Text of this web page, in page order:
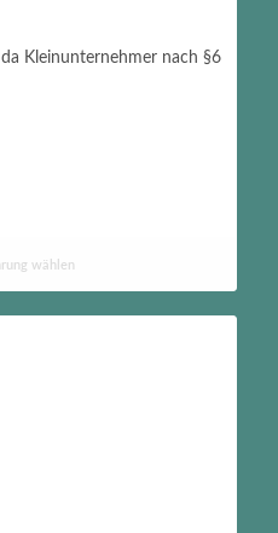
Kleinunternehmer nach §6
wählen